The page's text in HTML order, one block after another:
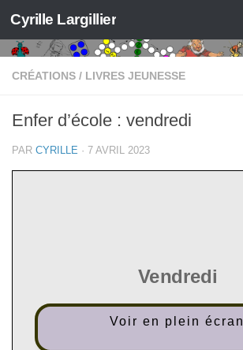
Skip to content
Cyrille Largillier
CRÉATIONS / LIVRES JEUNESSE
Enfer d’école : vendredi
PAR CYRILLE · 7 AVRIL 2023
Voir en plein écran